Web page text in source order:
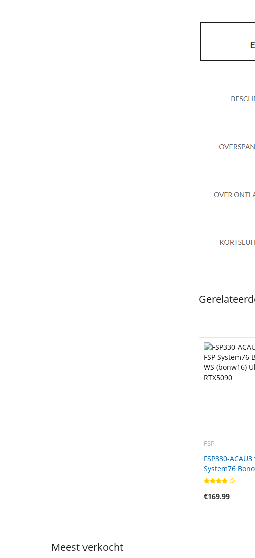
FSP
FSP330-ACAU3
System76
(bonw16) Ultra 9
€169.99
Meest verkocht